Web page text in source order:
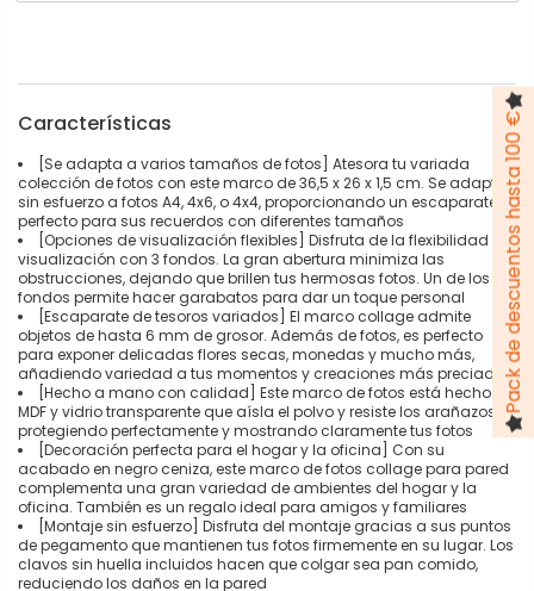
Características
[Se adapta a varios tamaños de fotos] Atesora tu variada
colección de fotos con este marco de 36,5 x 26 x 1,5 cm. Se adapta
sin esfuerzo a fotos A4, 4x6, o 4x4, proporcionando un escaparate
perfecto para sus recuerdos con diferentes tamaños
[Opciones de visualización flexibles] Disfruta de la flexibilidad de
visualización con 3 fondos. La gran abertura minimiza las
obstrucciones, dejando que brillen tus hermosas fotos. Un de los
fondos permite hacer garabatos para dar un toque personal
[Escaparate de tesoros variados] El marco collage admite
objetos de hasta 6 mm de grosor. Además de fotos, es perfecto
para exponer delicadas flores secas, monedas y mucho más,
añadiendo variedad a tus momentos y creaciones más preciados
[Hecho a mano con calidad] Este marco de fotos está hecho de
MDF y vidrio transparente que aísla el polvo y resiste los arañazos,
protegiendo perfectamente y mostrando claramente tus fotos
[Decoración perfecta para el hogar y la oficina] Con su
acabado en negro ceniza, este marco de fotos collage para pared
complementa una gran variedad de ambientes del hogar y la
oficina. También es un regalo ideal para amigos y familiares
[Montaje sin esfuerzo] Disfruta del montaje gracias a sus puntos
de pegamento que mantienen tus fotos firmemente en su lugar. Los
clavos sin huella incluidos hacen que colgar sea pan comido,
reduciendo los daños en la pared
Pack de descuentos hasta 100 €